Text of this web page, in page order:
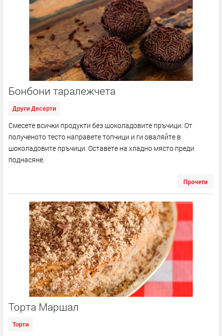
Бонбони таралежчета
Други Десерти
Смесете всички продукти без шоколадовите пръчици. От
полученото тесто направете топчици и ги оваляйте в
шоколадовите пръчици. Оставете на хладно място преди
поднасяне.
Прочети
Торта Маршал
Торти